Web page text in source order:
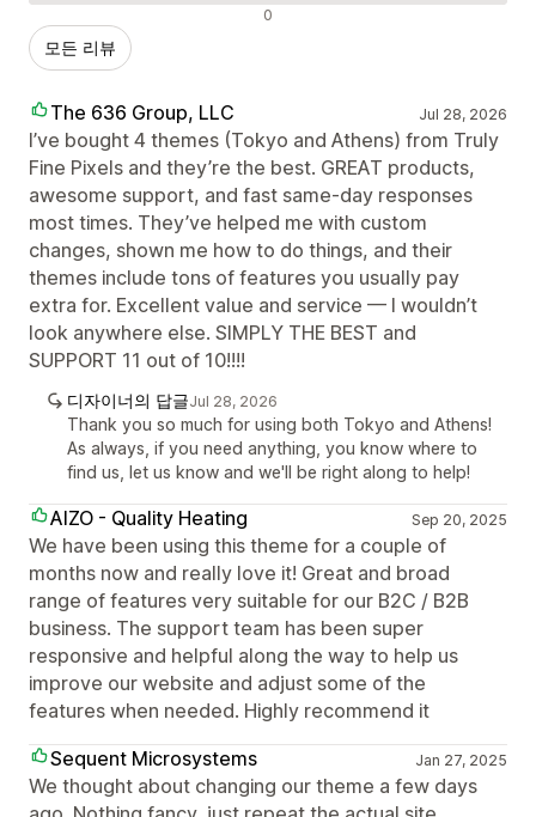
0
모든 리뷰
The 636 Group, LLC Jul 28, 2026
I’ve bought 4 themes (Tokyo and Athens) from Truly
Fine Pixels and they’re the best. GREAT products,
awesome support, and fast same-day responses
most times. They’ve helped me with custom
changes, shown me how to do things, and their
themes include tons of features you usually pay
extra for. Excellent value and service — I wouldn’t
look anywhere else. SIMPLY THE BEST and
SUPPORT 11 out of 10!!!!
디자이너의 답글Jul 28, 2026
Thank you so much for using both Tokyo and Athens!
As always, if you need anything, you know where to
find us, let us know and we'll be right along to help!
AIZO - Quality Heating Sep 20, 2025
We have been using this theme for a couple of
months now and really love it! Great and broad
range of features very suitable for our B2C / B2B
business. The support team has been super
responsive and helpful along the way to help us
improve our website and adjust some of the
features when needed. Highly recommend it
Sequent Microsystems
Jan 27, 2025
We thought about changing our theme a few days